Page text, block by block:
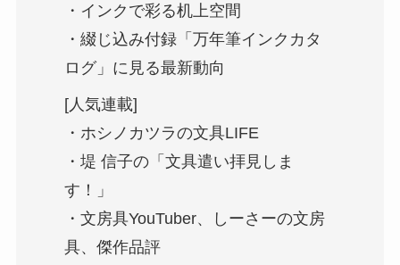
・インクで彩る机上空間
・綴じ込み付録「万年筆インクカタ
ログ」に見る最新動向
[人気連載]
・ホシノカツラの文具LIFE
・堤 信子の「文具遣い拝見しま
す！」
・文房具YouTuber、しーさーの文房
具、傑作品評